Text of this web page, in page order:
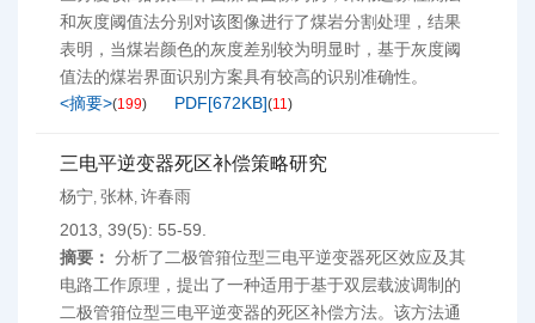
和灰度阈值法分别对该图像进行了煤岩分割处理，结果
表明，当煤岩颜色的灰度差别较为明显时，基于灰度阈
值法的煤岩界面识别方案具有较高的识别准确性。
<摘要>(199) PDF[672KB](11)
三电平逆变器死区补偿策略研究
杨宁, 张林, 许春雨
2013, 39(5): 55-59.
摘要： 分析了二极管箝位型三电平逆变器死区效应及其
电路工作原理，提出了一种适用于基于双层载波调制的
二极管箝位型三电平逆变器的死区补偿方法。该方法通